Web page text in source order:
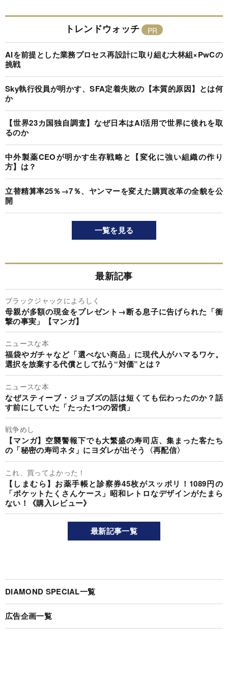
トレンドウォッチ
AIを前提とした業務プロセス再設計に取り組む大林組×PwCの
挑戦
Sky執行役員が明かす、SFA定着失敗の【本質的原因】とは何
か
【世界23カ国独自調査】なぜ日本はAI活用で世界に後れを取
るのか
中外製薬CEOが明かす生存戦略と【変化に強い組織の作り
方】は？
立替精算率25％→7％、ヤンマーを変えた購買改革の全貌を公
開
一覧を見る
最新記事
ブラックジャックによろしく
母親が多額の現金をプレゼント→断る息子に告げられた「衝
撃の事実」【マンガ】
ニュースな本
福袋やガチャなど「選べない商品」に現代人がハマるワケ。
選択を放棄する代償として払う“対価”とは？
ニュースな本
なぜスティーブ・ジョブズの話は短くても伝わったのか？話
す前にしていた「たった1つの習慣」
戦争めし
【マンガ】空襲警報下でも大繁盛の寿司店、集まった客たち
の「秘密の寿司ネタ」にヨダレが出そう〈再配信〉
これ、買ってよかった！
【しまむら】お薬手帳と診察券45枚がスッポリ！1089円の
「ポケットたくさんケース」昭和レトロなデザインがたまら
ない！《購入レビュー》
最新記事一覧
DIAMOND SPECIAL一覧
広告企画一覧